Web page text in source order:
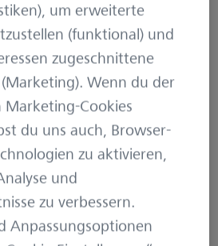
Nachtsichtgeräten
Bejagung von Schwarzwild
– unter
rechtlichen Vorgaben –
Die Vorteile liegen auf
ermöglichen
die visuelle
und Dunkelheit.
lassen sich selbst
um erweiterte
(funktional) und
zugeschnittene
Wenn du der
Cookies
du uns auch, Browser-
zu aktivieren,
und
zu verbessern.
Anpassungsoptionen